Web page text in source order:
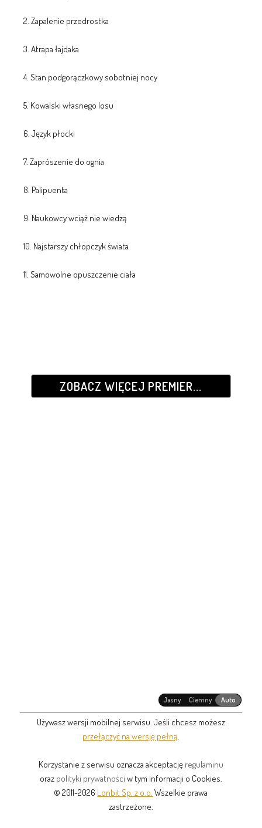
2. Zapalenie przedrostka
3. Atrapa łajdaka
4. Stan podgorączkowy sobotniej nocy
5. Kowalski własnego losu
6. Język płocki
7. Zaprószenie do ognia
8. Palipuenta
9. Naukowcy wciąż nie wiedzą
10. Najstarszy chłopczyk świata
11. Samowolne opuszczenie ciała
ZOBACZ WIĘCEJ PREMIER...
Jasny Ciemny Auto
Używasz wersji mobilnej serwisu. Jeśli chcesz możesz
przełączyć na wersję pełną
Korzystanie z serwisu oznacza akceptację regulaminu
oraz polityki prywatności w tym informacji o Cookies.
© 2011-2026 Lonbit Sp. z o.o. Wszelkie prawa
zastrzeżone.